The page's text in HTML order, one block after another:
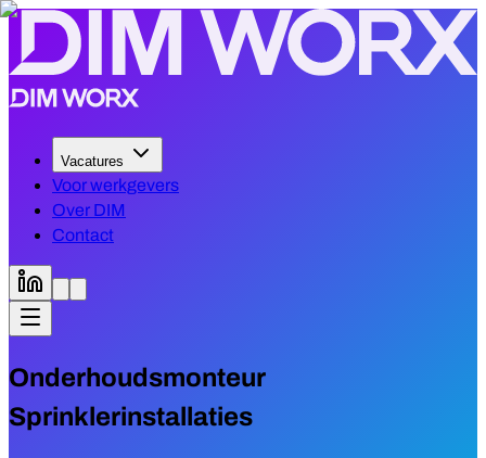
Vacatures
Voor werkgevers
Over DIM
Contact
Onderhoudsmonteur
Sprinklerinstallaties